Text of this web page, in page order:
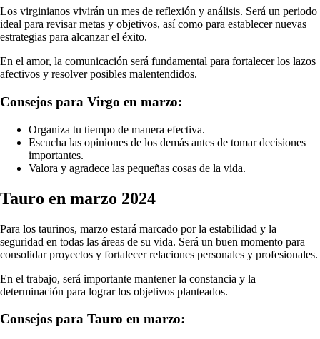
Los virginianos vivirán un mes de reflexión y análisis. Será un periodo
ideal para revisar metas y objetivos, así como para establecer nuevas
estrategias para alcanzar el éxito.
En el amor, la comunicación será fundamental para fortalecer los lazos
afectivos y resolver posibles malentendidos.
Consejos para Virgo en marzo:
Organiza tu tiempo de manera efectiva.
Escucha las opiniones de los demás antes de tomar decisiones
importantes.
Valora y agradece las pequeñas cosas de la vida.
Tauro en marzo 2024
Para los taurinos, marzo estará marcado por la estabilidad y la
seguridad en todas las áreas de su vida. Será un buen momento para
consolidar proyectos y fortalecer relaciones personales y profesionales.
En el trabajo, será importante mantener la constancia y la
determinación para lograr los objetivos planteados.
Consejos para Tauro en marzo: